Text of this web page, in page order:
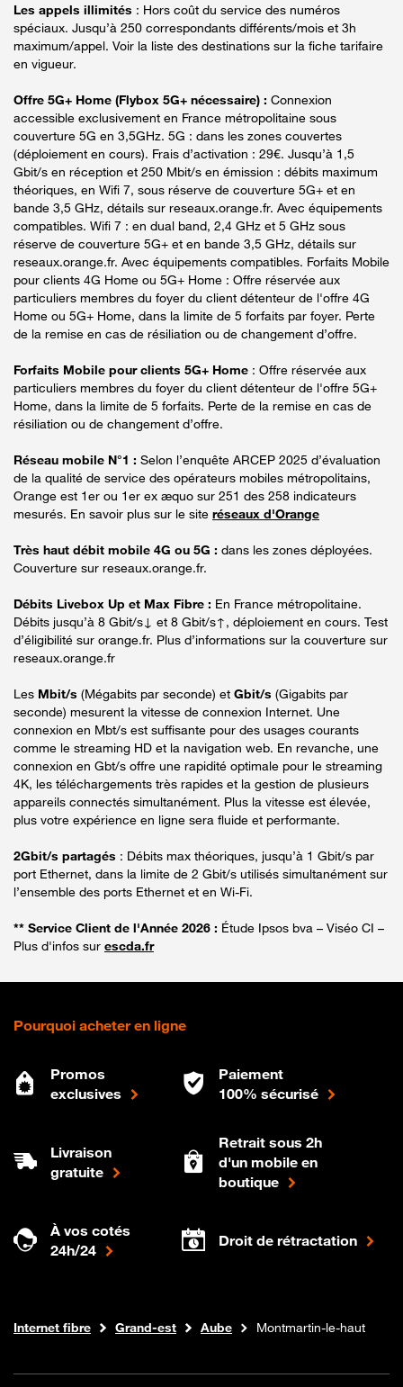
Les appels illimités : Hors coût du service des numéros
spéciaux. Jusqu’à 250 correspondants différents/mois et 3h
maximum/appel. Voir la liste des destinations sur la fiche tarifaire
en vigueur.
Offre 5G+ Home (Flybox 5G+ nécessaire) : Connexion
accessible exclusivement en France métropolitaine sous
couverture 5G en 3,5GHz. 5G : dans les zones couvertes
(déploiement en cours). Frais d’activation : 29€. Jusqu’à 1,5
Gbit/s en réception et 250 Mbit/s en émission : débits maximum
théoriques, en Wifi 7, sous réserve de couverture 5G+ et en
bande 3,5 GHz, détails sur reseaux.orange.fr. Avec équipements
compatibles. Wifi 7 : en dual band, 2,4 GHz et 5 GHz sous
réserve de couverture 5G+ et en bande 3,5 GHz, détails sur
reseaux.orange.fr. Avec équipements compatibles. Forfaits Mobile
pour clients 4G Home ou 5G+ Home : Offre réservée aux
particuliers membres du foyer du client détenteur de l'offre 4G
Home ou 5G+ Home, dans la limite de 5 forfaits par foyer. Perte
de la remise en cas de résiliation ou de changement d’offre.
Forfaits Mobile pour clients 5G+ Home : Offre réservée aux
particuliers membres du foyer du client détenteur de l'offre 5G+
Home, dans la limite de 5 forfaits. Perte de la remise en cas de
résiliation ou de changement d’offre.
Réseau mobile N°1 : Selon l’enquête ARCEP 2025 d’évaluation
de la qualité de service des opérateurs mobiles métropolitains,
Orange est 1er ou 1er ex æquo sur 251 des 258 indicateurs
mesurés. En savoir plus sur le site réseaux d'Orange
Très haut débit mobile 4G ou 5G : dans les zones déployées.
Couverture sur reseaux.orange.fr.
Débits Livebox Up et Max Fibre : En France métropolitaine.
Débits jusqu’à 8 Gbit/s↓ et 8 Gbit/s↑, déploiement en cours. Test
d’éligibilité sur orange.fr. Plus d’informations sur la couverture sur
reseaux.orange.fr
Les Mbit/s (Mégabits par seconde) et Gbit/s (Gigabits par
seconde) mesurent la vitesse de connexion Internet. Une
connexion en Mbt/s est suffisante pour des usages courants
comme le streaming HD et la navigation web. En revanche, une
connexion en Gbt/s offre une rapidité optimale pour le streaming
4K, les téléchargements très rapides et la gestion de plusieurs
appareils connectés simultanément. Plus la vitesse est élevée,
plus votre expérience en ligne sera fluide et performante.
2Gbit/s partagés : Débits max théoriques, jusqu’à 1 Gbit/s par
port Ethernet, dans la limite de 2 Gbit/s utilisés simultanément sur
l’ensemble des ports Ethernet et en Wi-Fi.
** Service Client de l'Année 2026 : Étude Ipsos bva – Viséo CI –
Plus d'infos sur escda.fr
Pourquoi acheter en ligne
Promos
exclusives
Paiement
100% sécurisé
Livraison
gratuite
Retrait sous 2h
d'un mobile en
boutique
À vos cotés
24h/24
Droit de rétractation
Boutique Orange
Internet fibre Grand-est Aube Montmartin-le-haut